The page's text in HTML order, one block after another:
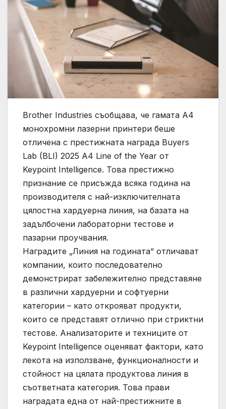
Brother Industries съобщава, че гамата A4
монохромни лазерни принтери беше
отличена с престижната награда Buyers
Lab (BLI) 2025 A4 Line of the Year от
Keypoint Intelligence. Това престижно
признание се присъжда всяка година на
производителя с най-изключителната
цялостна хардуерна линия, на базата на
задълбочени лабораторни тестове и
пазарни проучвания.
Наградите „Линия на годината“ отличават
компании, които последователно
демонстрират забележително представяне
в различни хардуерни и софтуерни
категории – като открояват продукти,
които се представят отлично при стриктни
тестове. Анализаторите и техниците от
Keypoint Intelligence оценяват фактори, като
лекота на използване, функционалности и
стойност на цялата продуктова линия в
съответната категория. Това прави
наградата една от най-престижните в